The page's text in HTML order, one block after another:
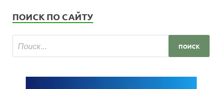
ПОИСК ПО САЙТУ